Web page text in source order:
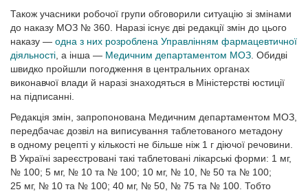
Також учасники робочої групи обговорили ситуацію зі змінами
до наказу МОЗ № 360. Наразі існує дві редакції змін до цього
наказу — одна з них розроблена Управлінням фармацевтичної
діяльності , а інша — Медичним департаментом МОЗ . Обидві
швидко пройшли погодження в центральних органах
виконавчої влади й наразі знаходяться в Міністерстві юстиції
на підписанні.
Редакція змін, запропонована Медичним департаментом МОЗ,
передбачає дозвіл на виписування таблетованого метадону
в одному рецепті у кількості не більше ніж 1 г діючої речовини.
В Україні зареєстровані такі таблетовані лікарські форми: 1 мг,
№ 100; 5 мг, № 10 та № 100; 10 мг, № 10, № 50 та № 100;
25 мг, № 10 та № 100; 40 мг, № 50, № 75 та № 100. Тобто